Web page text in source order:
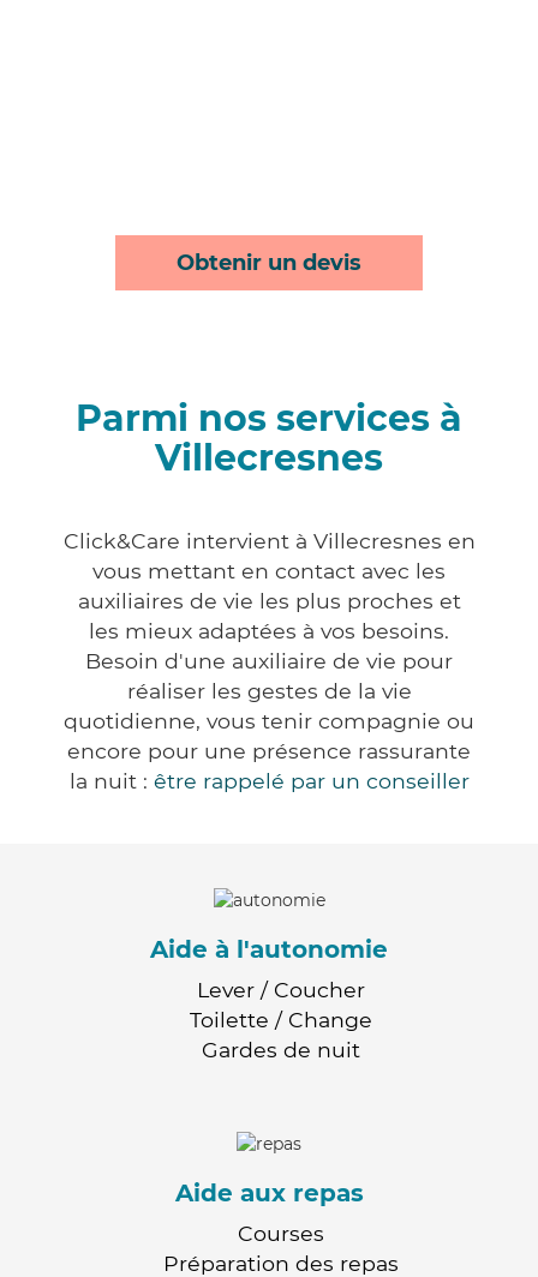
Obtenir un devis
Parmi nos services à
Villecresnes
Click&Care intervient à Villecresnes en
vous mettant en contact avec les
auxiliaires de vie les plus proches et
les mieux adaptées à vos besoins.
Besoin d'une auxiliaire de vie pour
réaliser les gestes de la vie
quotidienne, vous tenir compagnie ou
encore pour une présence rassurante
la nuit : être rappelé par un conseiller
Aide à l'autonomie
Lever / Coucher
Toilette / Change
Gardes de nuit
Aide aux repas
Courses
Préparation des repas